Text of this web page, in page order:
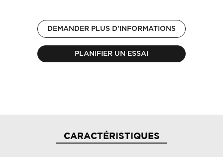
DEMANDER PLUS D'INFORMATIONS
PLANIFIER UN ESSAI
CARACTÉRISTIQUES